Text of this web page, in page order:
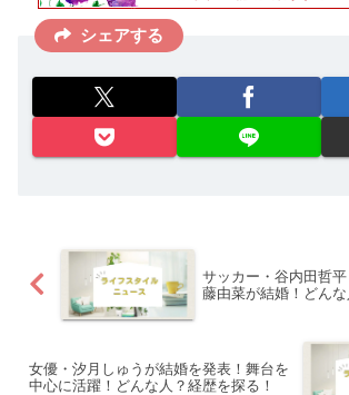
シェアする
サッカー・谷内田哲
藤由菜が結婚！どんな
女優・汐月しゅうが結婚を発表！舞台を
中心に活躍！どんな人？経歴を探る！